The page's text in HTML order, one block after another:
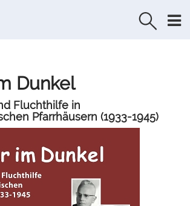
Dunkel
Fluchthilfe in
Pfarrhäusern (1933-1945)